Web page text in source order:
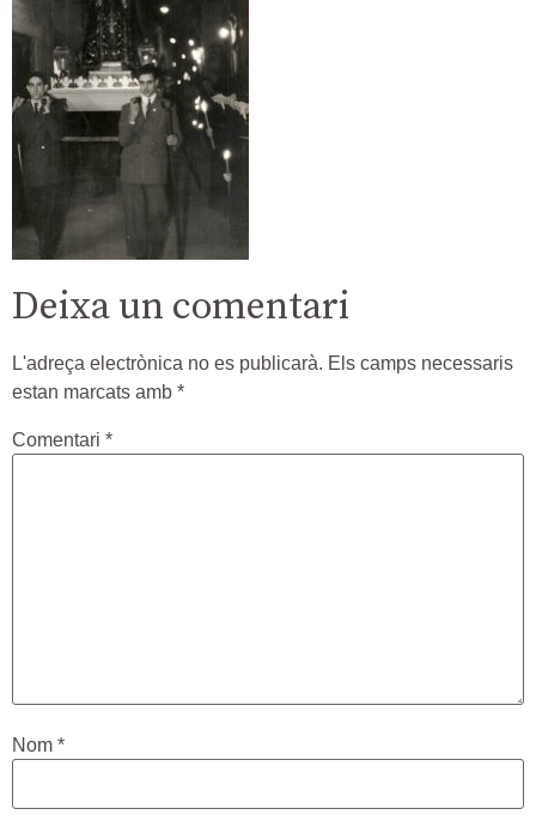
Deixa un comentari
L'adreça electrònica no es publicarà. Els camps necessaris
estan marcats amb *
Comentari *
Nom *